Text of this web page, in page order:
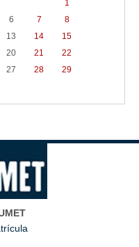
1
6 7
8
13 14
15
20 21
22
27 28
29